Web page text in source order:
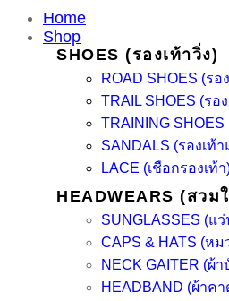
Home
Shop
SHOES (รองเท้าวิ่ง)
ROAD SHOES (รอ
TRAIL SHOES (รอ
TRAINING SHOES
SANDALS (รองเท้า
LACE (เชือกรองเท้า
HEADWEARS (สวม
SUNGLASSES (แ
CAPS & HATS (หม
NECK GAITER (ผ้า
HEADBAND (ผ้าค